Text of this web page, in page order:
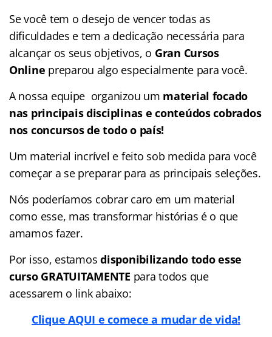
Se você tem o desejo de vencer todas as
dificuldades e tem a dedicação necessária para
alcançar os seus objetivos, o Gran Cursos
Online preparou algo especialmente para você.
A nossa equipe organizou um material focado
nas principais disciplinas e conteúdos cobrados
nos concursos de todo o país!
Um material incrível e feito sob medida para você
começar a se preparar para as principais seleções.
Nós poderíamos cobrar caro em um material
como esse, mas transformar histórias é o que
amamos fazer.
Por isso, estamos disponibilizando todo esse
curso GRATUITAMENTE para todos que
acessarem o link abaixo:
Clique AQUI e comece a mudar de vida!